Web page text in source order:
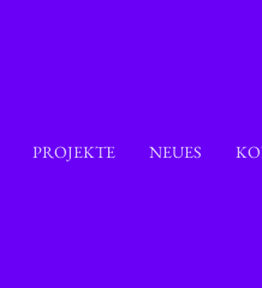
PROJEKTE NEUES